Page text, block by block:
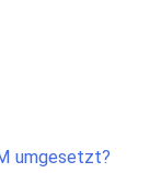
umgesetzt?